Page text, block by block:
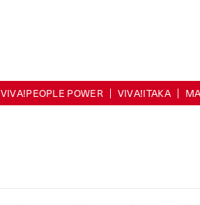
VIVA!PEOPLE POWER VIVA!ITAKA